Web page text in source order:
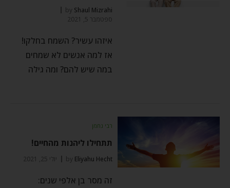
by Shaul Mizrahi
ספטמבר 5, 2021
איזהו עשיר? השמח בחלקו!
אז למה אנשים לא שמחים
במה שיש להם? ומה גילה
רבי נחמן
תתחילו ליהנות מהחיים!
by Eliyahu Hecht יולי 25, 2021
זה מסר בן אלפי שנים: